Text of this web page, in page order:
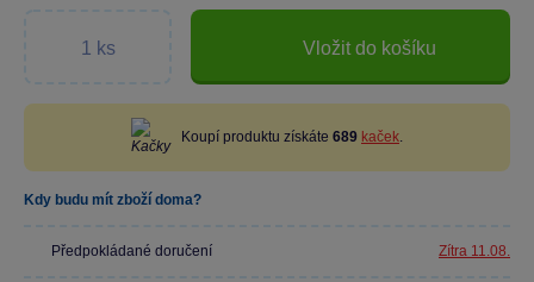
Vložit do košíku
Koupí produktu získáte 689 kaček.
Kdy budu mít zboží doma?
Předpokládané doručení Zítra 11.08.